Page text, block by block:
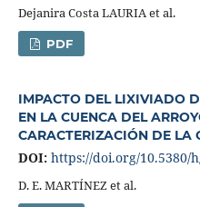
Dejanira Costa LAURIA et al.
PDF
IMPACTO DEL LIXIVIADO
EN LA CUENCA DEL
CARACTERIZACIÓN DE LA
DOI: https://doi.org/10.5380/
D. E. MARTÍNEZ et al.